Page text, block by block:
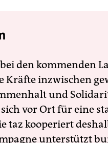
den kommenden
Kräfte inzwischen
und
vor Ort für eine
taz kooperiert
unterstützt